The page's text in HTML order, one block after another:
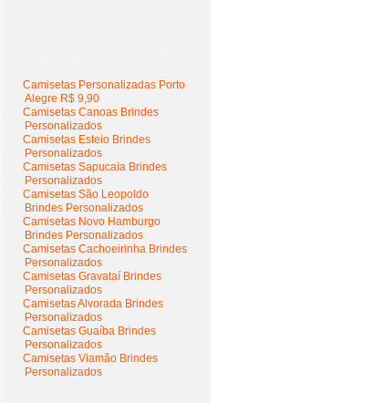
Camisetas Personalizadas Porto
Alegre R$ 9,90
Camisetas Canoas Brindes
Personalizados
Camisetas Esteio Brindes
Personalizados
Camisetas Sapucaia Brindes
Personalizados
Camisetas São Leopoldo
Brindes Personalizados
Camisetas Novo Hamburgo
Brindes Personalizados
Camisetas Cachoeirinha Brindes
Personalizados
Camisetas Gravataí Brindes
Personalizados
Camisetas Alvorada Brindes
Personalizados
Camisetas Guaíba Brindes
Personalizados
Camisetas Viamão Brindes
Personalizados